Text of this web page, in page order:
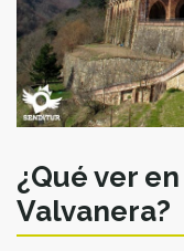
¿Qué ver
Valvanera?